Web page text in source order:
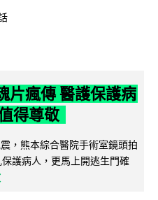
片瘋傳 醫護保護病
得尊敬
，熊本綜合醫院手術室鏡頭拍
護病人，更馬上開逃生門確